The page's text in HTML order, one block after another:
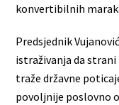
konvertibilnih
Predsjednik
istraživanja da
traže državne
povoljnije poslovno